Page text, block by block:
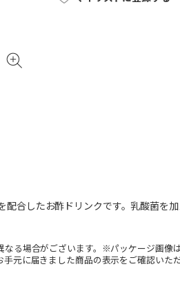
配合したお酢ドリンクです。乳酸菌を
る場合がございます。※パッケージ画像
元に届きました商品の表示をご確認いた